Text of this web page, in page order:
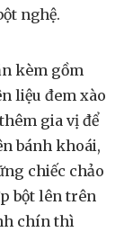
nghệ.
kèm gồm
liệu đem xào
gia vị để
bánh khoái,
chiếc chảo
bột lên trên
chín thì